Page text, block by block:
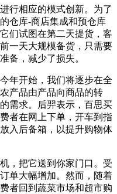
行相应的模式创新。为了
仓库-商店集成和预仓库
们试图在第二天提货，客
一天大规模备货，只需要
备，减少了损失。
年开始，我们将逐步在全
产品由产品向商品的转
需求。后羿表示，百思买
者在网上下单，开车到指
入后备箱，以提升购物体
，把它送到你家门口。受
单大幅增加。然而，随着
者回到蔬菜市场和超市购